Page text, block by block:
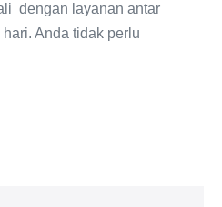
dengan layanan antar
Anda tidak perlu